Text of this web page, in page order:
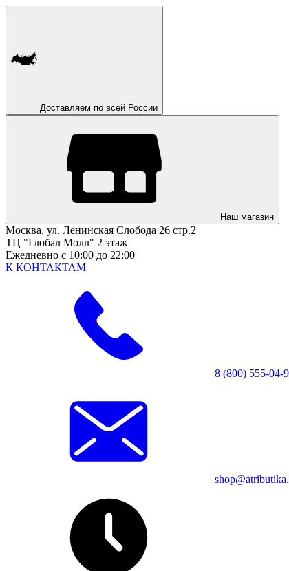
Доставляем по всей России
Наш магазин
Москва, ул. Ленинская Слобода 26 стр.2
ТЦ "Глобал Молл" 2 этаж
Ежедневно с 10:00 до 22:00
К КОНТАКТАМ
8 (800) 555-04-